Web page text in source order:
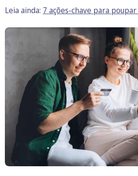
Leia ainda: 7 ações-chave para